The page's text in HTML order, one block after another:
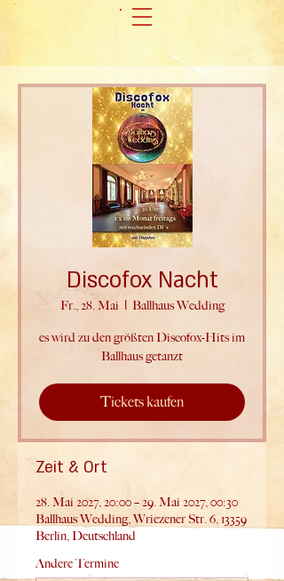
Discofox Nacht
Fr., 28. Mai
  |
Ballhaus Wedding
es wird zu den größten Discofox-Hits im
Ballhaus getanzt
Tickets kaufen
Zeit & Ort
28. Mai 2027, 20:00 – 29. Mai 2027, 00:30
Ballhaus Wedding, Wriezener Str. 6, 13359
Berlin, Deutschland
Andere Termine